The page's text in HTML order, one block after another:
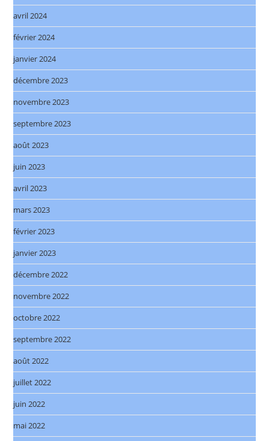
avril 2024
février 2024
janvier 2024
décembre 2023
novembre 2023
septembre 2023
août 2023
juin 2023
avril 2023
mars 2023
février 2023
janvier 2023
décembre 2022
novembre 2022
octobre 2022
septembre 2022
août 2022
juillet 2022
juin 2022
mai 2022